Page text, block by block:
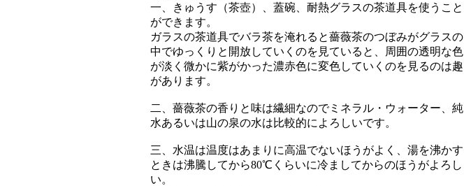
一、きゅうす（茶壺）、蓋碗、耐熱グラスの茶道具を使うこと
ができます。
ガラスの茶道具でバラ茶を淹れると薔薇茶のつぼみがグラスの
中でゆっくりと開放していくのを見ていると、周囲の透明な色
が淡く微かに紫がかった濃赤色に変色していくのを見るのは趣
があります。
二、薔薇茶の香りと味は繊細なのでミネラル・ウォーター、純
水あるいは山の泉の水は比較的によろしいです。
三、水温は温度はあまりに高温でないほうがよく、湯を沸かす
ときは沸騰してから80℃くらいに冷ましてからのほうがよろし
い。